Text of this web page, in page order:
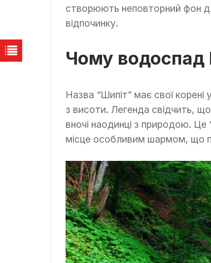
створюють неповторний фон
відпочинку.
Чому водоспад
Назва “Шипіт” має свої
з висоти. Легенда свідчить,
вночі наодинці з природою. Це
місце особливим шармом, що